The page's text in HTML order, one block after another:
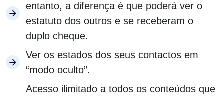
entanto, a diferença é que poderá ver o
estatuto dos outros e se receberam o
duplo cheque.
Ver os estados dos seus contactos em
“modo oculto”.
Acesso ilimitado a todos os conteúdos que